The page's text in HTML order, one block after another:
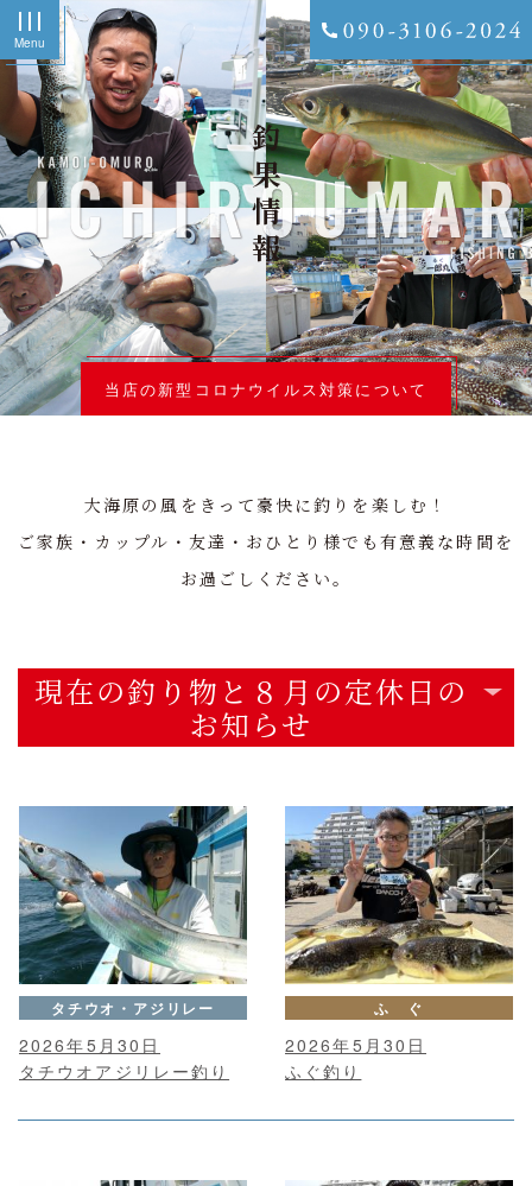
Menu
釣果情報
当店の新型コロナウイルス対策について
大海原の風をきって豪快に釣りを楽しむ！
ご家族・カップル・友達・おひとり様でも有意義な時間を
お過ごしください。
現在の釣り物と８月の定休日の
お知らせ
タチウオ・アジリレー
2026年5月30日
タチウオアジリレー釣り
ふ ぐ
2026年5月30日
ふぐ釣り